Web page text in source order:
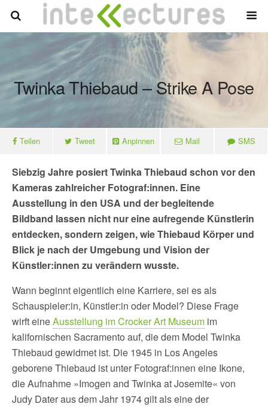
Twinka Thiebaud – Strike A Pose
Teilen Tweet Anpinnen Mail SMS
Siebzig Jahre posiert Twinka Thiebaud schon vor den
Kameras zahlreicher Fotograf:innen. Eine
Ausstellung in den USA und der begleitende
Bildband lassen nicht nur eine aufregende Künstlerin
entdecken, sondern zeigen, wie Thiebaud Körper und
Blick je nach der Umgebung und Vision der
Künstler:innen zu verändern wusste.
Wann beginnt eigentlich eine Karriere, sei es als
Schauspieler:in, Künstler:in oder Model? Diese Frage
wirft eineAusstellung im Crocker Art Museum im
kalifornischen Sacramento auf, die dem Model Twinka
Thiebaud gewidmet ist. Die 1945 in Los Angeles
geborene Thiebaud ist unter Fotograf:innen eine Ikone,
die Aufnahme »Imogen and Twinka at Josemite« von
Judy Dater aus dem Jahr 1974 gilt als eine der